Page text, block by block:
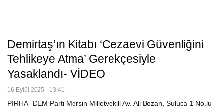
Demirtaş’ın Kitabı ‘cezaevi Güvenliğini
Tehlikeye Atma’ Gerekçesiyle
Yasaklandı- VİDEO
16 Eylül 2025 - 13:41
PİRHA- DEM Parti Mersin Milletvekili Av. Ali Bozan, Suluca 1 No.lu